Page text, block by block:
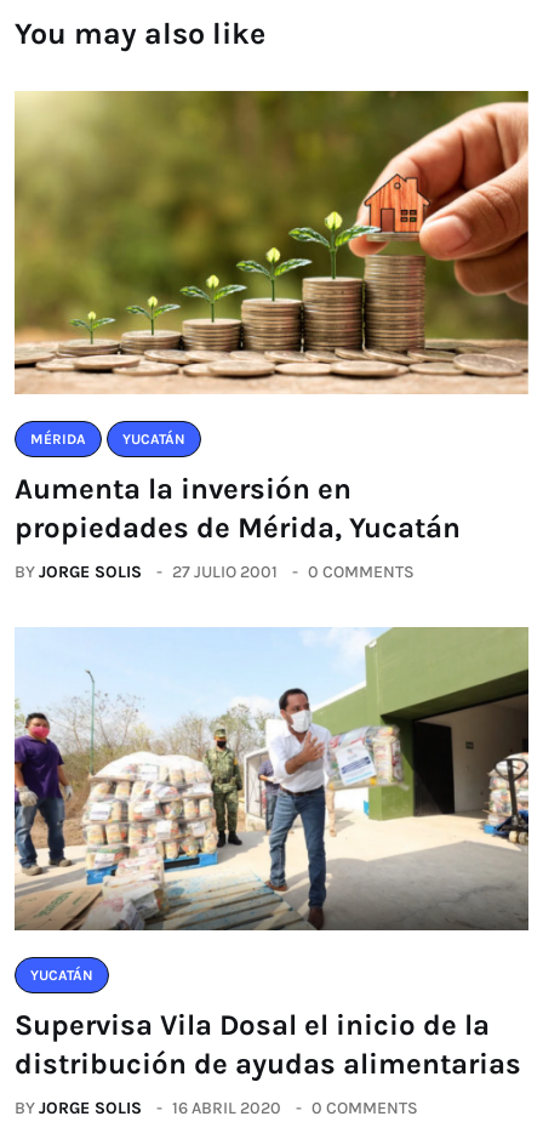
You may also like
MÉRIDA YUCATÁN
Aumenta la inversión en
propiedades de Mérida, Yucatán
BYJORGE SOLIS 27 JULIO 2001 0 COMMENTS
YUCATÁN
Supervisa Vila Dosal el inicio de la
distribución de ayudas alimentarias
BYJORGE SOLIS 16 ABRIL 2020 0 COMMENTS